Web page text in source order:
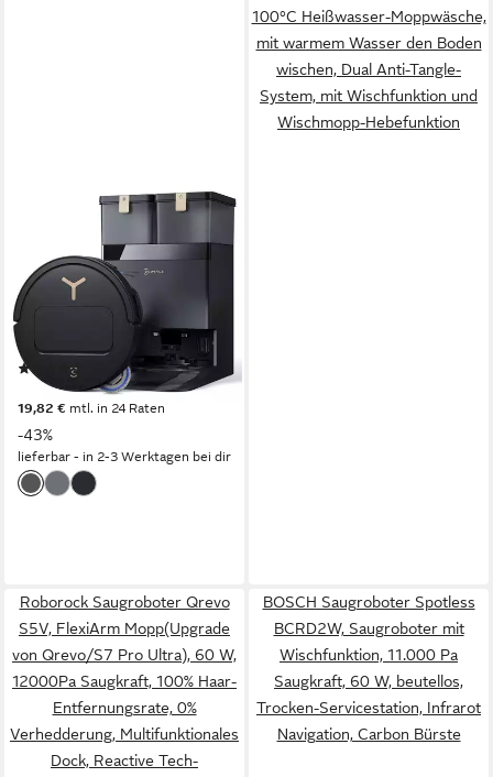
Saugroboter DEEBOT
T50ProOmniGen3, 25000
Pa(Upgrade von T50 Pro
Gen2/T50 Gen3)
300 m²
Reichweite
Embedded mini DToF
Navigation
399,00 € UVP699,00 €
19,82 € mtl. in 24 Raten
-43%
lieferbar - in 2-3 Werktagen bei dir
100°C Heißwasser-Moppwäsche,
mit warmem Wasser den Boden
wischen, Dual Anti-Tangle-
System, mit Wischfunktion und
Wischmopp-Hebefunktion
Roborock Saugroboter Qrevo
S5V, FlexiArm Mopp(Upgrade
von Qrevo/S7 Pro Ultra), 60 W,
12000Pa Saugkraft, 100% Haar-
Entfernungsrate, 0%
Verhedderung, Multifunktionales
Dock, Reactive Tech-
BOSCH Saugroboter Spotless
BCRD2W, Saugroboter mit
Wischfunktion, 11.000 Pa
Saugkraft, 60 W, beutellos,
Trocken-Servicestation, Infrarot
Navigation, Carbon Bürste